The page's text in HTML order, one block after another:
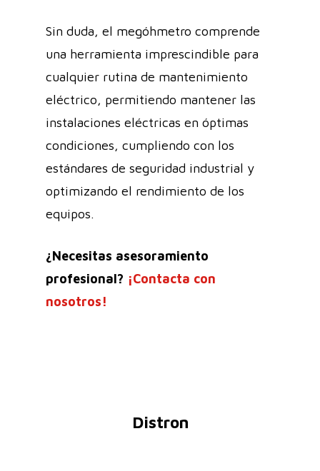
Sin duda, el megóhmetro comprende
una herramienta imprescindible para
cualquier rutina de mantenimiento
eléctrico, permitiendo mantener las
instalaciones eléctricas en óptimas
condiciones, cumpliendo con los
estándares de seguridad industrial y
optimizando el rendimiento de los
equipos.
¿Necesitas asesoramiento
profesional? ¡Contacta con
nosotros!
Distron